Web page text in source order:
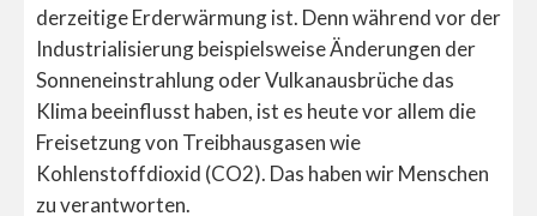
derzeitige Erderwärmung ist. Denn während vor der
Industrialisierung beispielsweise Änderungen der
Sonneneinstrahlung oder Vulkanausbrüche das
Klima beeinflusst haben, ist es heute vor allem die
Freisetzung von Treibhausgasen wie
Kohlenstoffdioxid (CO2). Das haben wir Menschen
zu verantworten.